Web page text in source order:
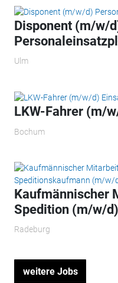
Disponent (m/w/
Ulm
LKW-Fahrer (m/
Bochum
Kaufmännischer
Spedition (m/w/
Radeburg
weitere Jobs